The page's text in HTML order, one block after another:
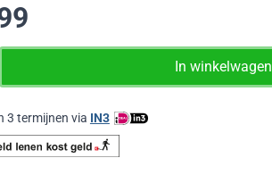
In winkelwagen
3 termijnen via IN3